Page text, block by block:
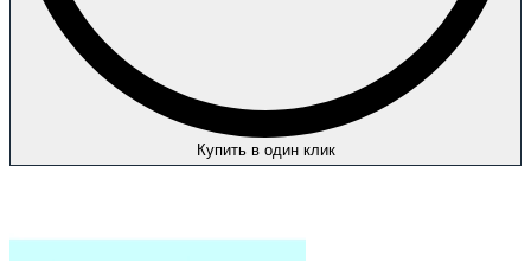
Купить в один клик